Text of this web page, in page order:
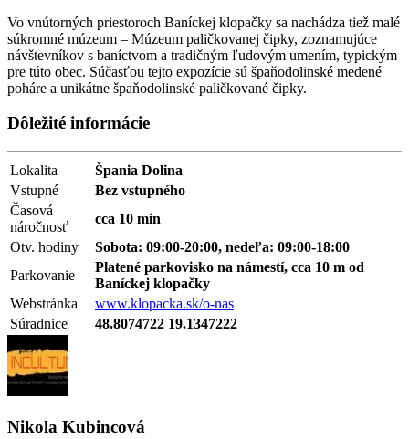
Vo vnútorných priestoroch Baníckej klopačky sa nachádza tiež malé
súkromné múzeum – Múzeum paličkovanej čipky, zoznamujúce
návštevníkov s baníctvom a tradičným ľudovým umením, typickým
pre túto obec. Súčasťou tejto expozície sú špaňodolinské medené
poháre a unikátne špaňodolinské paličkované čipky.
Dôležité informácie
Lokalita
Špania Dolina
Vstupné
Bez vstupného
Časová
náročnosť
cca 10 min
Otv. hodiny
Sobota: 09:00-20:00, nedeľa: 09:00-18:00
Parkovanie
Platené parkovisko na námestí, cca 10 m od
Baníckej klopačky
Webstránka
www.klopacka.sk/o-nas
Súradnice
48.8074722 19.1347222
Nikola Kubincová